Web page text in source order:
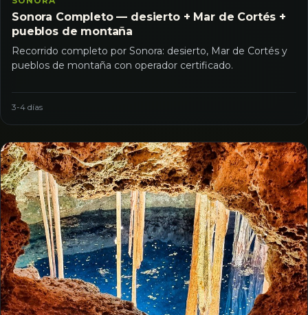
Sonora Completo — desierto + Mar de Cortés +
pueblos de montaña
Recorrido completo por Sonora: desierto, Mar de Cortés y
pueblos de montaña con operador certificado.
3-4 días